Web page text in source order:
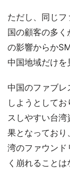
ただし、同じフ
国の顧客の多
の影響からか
中国地域だけを
中国のファブレ
しようとして
スしやすい台
果となっており
湾のファウンド
く崩れることは